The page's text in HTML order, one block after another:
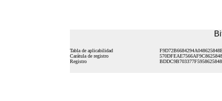
Tabla de aplicabilidad
Carátula de registro
Registro